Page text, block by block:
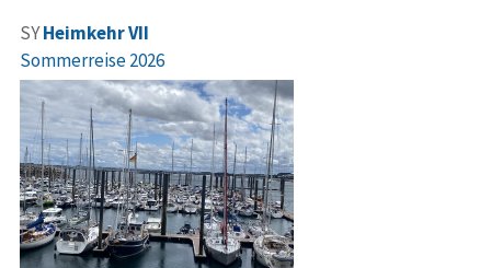
SYHeimkehr VII
Sommerreise 2026